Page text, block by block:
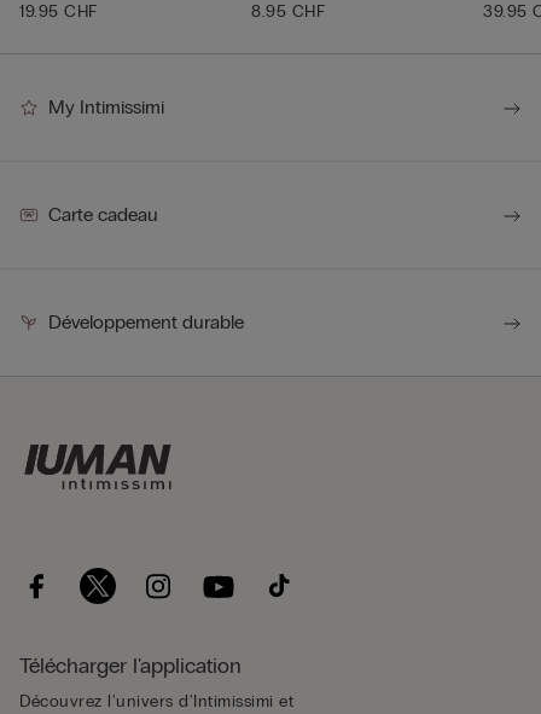
19.95 CHF
8.95 CHF
39.95
My Intimissimi
Carte cadeau
Développement durable
Télécharger l'application
Découvrez l'univers d'Intimissimi et